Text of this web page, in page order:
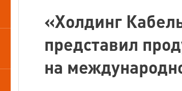
«Холдинг
представил
на